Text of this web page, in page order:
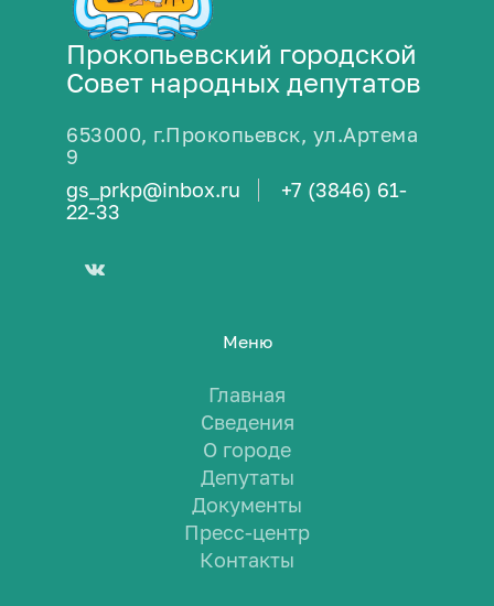
Прокопьевский городской
Совет народных депутатов
653000, г.Прокопьевск, ул.Артема
9
gs_prkp@inbox.ru
+7 (3846) 61-
22-33
Меню
Главная
Сведения
О городе
Депутаты
Документы
Пресс-центр
Контакты